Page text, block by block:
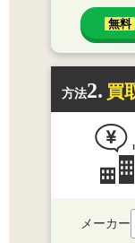
無料
方法2. 買
メーカー